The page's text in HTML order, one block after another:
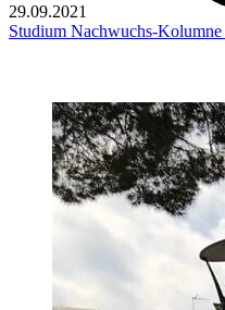
29.09.2021
Studium Nachwuchs-Kolumne